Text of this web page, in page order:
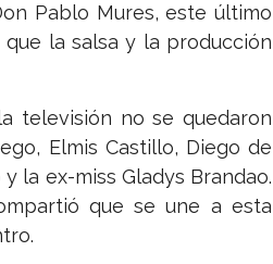
Pablo Mures, este último
la salsa y la producción
televisión no se quedaron
Elmis Castillo, Diego de
la ex-miss Gladys Brandao.
que se une a esta